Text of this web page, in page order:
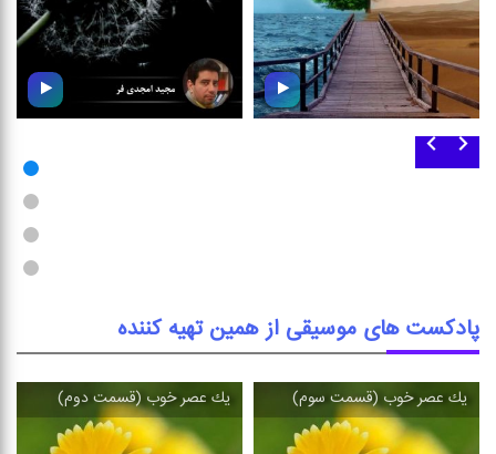
پادکست های موسیقی از همین تهیه کننده
یك عصر خوب (قسمت سوم) یك عصر خوب (قسمت دوم)